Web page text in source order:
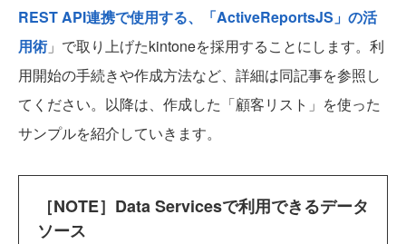
REST API連携で使用する、「ActiveReportsJS」の活
用術 」で取り上げたkintoneを採用することにします。利
用開始の手続きや作成方法など、詳細は同記事を参照し
てください。以降は、作成した「顧客リスト」を使った
サンプルを紹介していきます。
［NOTE］Data Servicesで利用できるデータ
ソース